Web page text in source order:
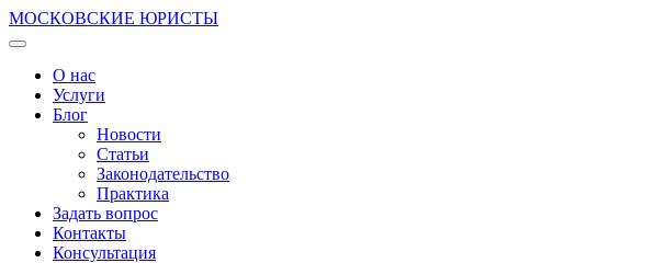
МОСКОВСКИЕ ЮРИСТЫ
О нас
Услуги
Блог
Новости
Статьи
Законодательство
Практика
Задать вопрос
Контакты
Консультация